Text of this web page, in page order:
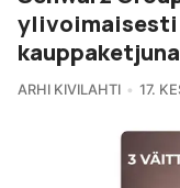
ylivoimaisesti
kauppaketjuna
ARHI KIVILAHTI 17.